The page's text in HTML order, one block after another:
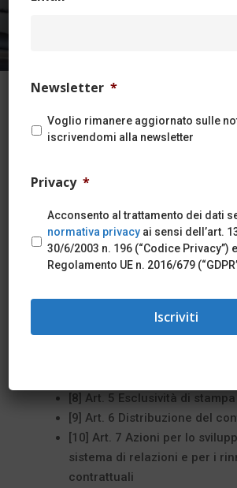
Indice
[1] Testi Integrati
contrattuale
[3] Premessa
[4] Art. 1 Campo di
[5] Art. 2 Durata e scadenza
[6] Art. 3 Inscindibilità delle
del contratto – Trattamento
[8] Art. 5 Esclusività di stampa
[9] Art. 6 Distribuzione del
[10] Art. 7 Azioni per lo
sistema di relazioni e per i
contrattuali
Newsletter *
Voglio rimanere aggiornato sulle
iscrivendomi alla newsletter
Privacy *
Acconsento al trattamento dei dati
normativa privacy ai sensi dell’art.
30/6/2003 n. 196 (“Codice Privacy”)
Regolamento UE n. 2016/679